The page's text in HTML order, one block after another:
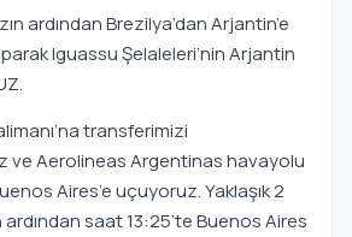
ardından Brezilya’dan Arjantin’e
Iguassu Şelaleleri’nin Arjantin
transferimizi
ve Aerolineas Argentinas havayolu
Aires’e uçuyoruz. Yaklaşık 2
saat 13:25’te Buenos Aires